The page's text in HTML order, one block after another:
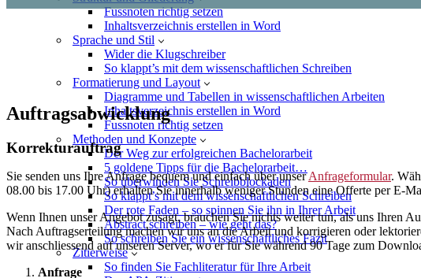
Fussnoten richtig setzen
Inhaltsverzeichnis erstellen in Word
Sprache und Stil
Wider die Klugschreiber
So klappt’s mit dem wissenschaftlichen Schreiben
Formatierung und Layout
Diagramme und Tabellen in wissenschaftlichen Arbeiten
Inhaltsverzeichnis erstellen in Word
Fussnoten richtig setzen
Methoden und Konzepte
Der Weg zur erfolgreichen Bachelorarbeit
5 goldene Tipps für die Bachelorarbeit…
So überwinden Sie Schreibblockaden
So klappt’s mit dem wissenschaftlichen Schreiben
Der rote Faden – so spinnen Sie ihn in Ihrer Arbeit
Abstract schreiben – wie geht das?
So schreiben Sie ein wissenschaftliches Fazit
Zitierweise
So finden Sie Fachliteratur für Ihre Arbeit
Auftragsabwicklung
Korrekturauftrag
Sie senden uns Ihre Anfrage bequem und einfach über unserAnfrageformular.
08.00 bis 17.00 Uhr) erhalten Sie innerhalb weniger Stunden eine Offerte per E-
Wenn Ihnen unser Angebot zusagt, brauchen Sie nichts weiter tun, als uns Ihren
Nach Auftragserteilung machen wir uns an die Arbeit und korrigieren oder
wir anschliessend auf unseren Server, wo er für Sie während 90 Tage zum
Anfrage